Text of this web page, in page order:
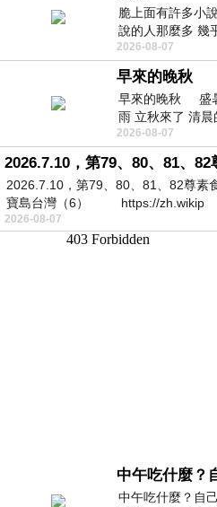
脆上面有許多小
說的人那麼多 幾
了一個問題 她說
2026-08-07
早來的晚秋
早來的晚秋 盛
雨 立秋來了 清
下子 又被赤
2026-08-07
2026.7.10，第79、80、81、82尊素
寶島台灣（6） https://zh.wikip
2026-08-07
中午吃什麼？自